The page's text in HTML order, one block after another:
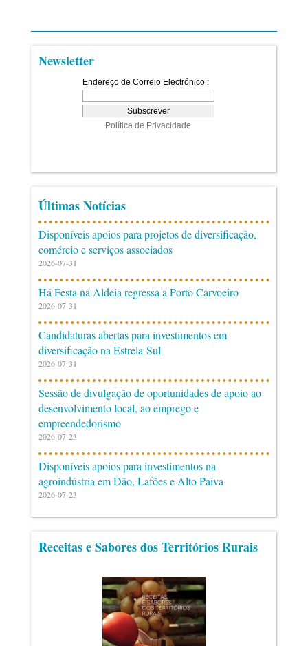
Newsletter
Últimas Notícias
Disponíveis apoios para projetos de diversificação,
comércio e serviços associados
2026-07-31
Há Festa na Aldeia regressa a Porto Carvoeiro
2026-07-31
Candidaturas abertas para investimentos em
diversificação na Estrela-Sul
2026-07-31
Sessão de divulgação de oportunidades de apoio ao
desenvolvimento local, ao emprego e
empreendedorismo
2026-07-23
Disponíveis apoios para investimentos na
agroindústria em Dão, Lafões e Alto Paiva
2026-07-23
Receitas e Sabores dos Territórios Rurais